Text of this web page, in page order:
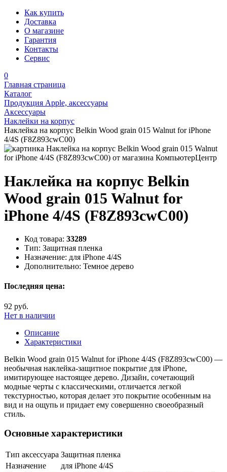
Как купить
Доставка
О магазине
Гарантия
Контакты
Сервис
0
Главная страница
Каталог
Продукция Apple, аксессуары
Аксессуары
Наклейки на корпус
Наклейка на корпус Belkin Wood grain 015 Walnut for iPhone
4/4S (F8Z893cwC00)
Наклейка на корпус Belkin
Wood grain 015 Walnut for
iPhone 4/4S (F8Z893cwC00)
Код товара: 33289
Тип: Защитная пленка
Назначение: для iPhone 4/4S
Дополнительно: Темное дерево
Последняя цена:
92 руб.
Нет в наличии
Описание
Характеристики
Belkin Wood grain 015 Walnut for iPhone 4/4S (F8Z893cwC00) —
необычная наклейка-защитное покрытие для iPhone,
имитирующее настоящее дерево. Дизайн, сочетающий
модные черты с классическими, отличается легкой
текстурностью, которая делает это покрытие особенным на
вид и на ощупь и придает ему совершенно своеобразный
стиль.
Основные характеристики
Тип аксессуара Защитная пленка
Назначение
для iPhone 4/4S